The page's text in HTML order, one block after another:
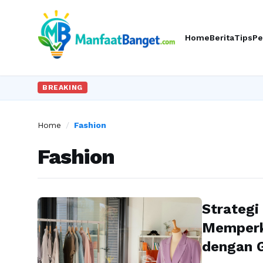
HomeBeritaTips
BREAKING
Home / Fashion
Fashion
Strategi
dengan